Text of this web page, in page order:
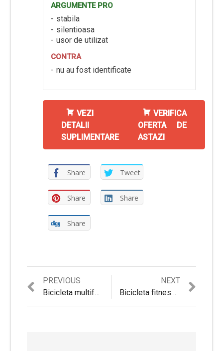
ARGUMENTE PRO
stabila
silentioasa
usor de utilizat
CONTRA
nu au fost identificate
VEZI
DETALII
SUPLIMENTARE
VERIFICA
OFERTA DE
ASTAZI
Share Tweet
Share Share
Share
Navigare
PREVIOUS
Previous
post:
Bicicleta multifunctionala inSPORTline Gemra 3 in 1
NEXT
post:
Bicicleta fitness Kettler Giro R orizontal, 130Kg